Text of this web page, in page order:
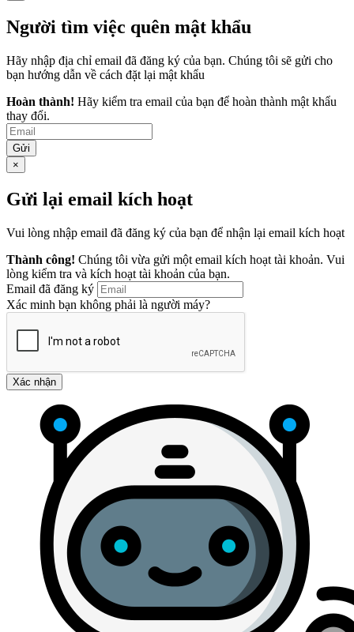
Người tìm việc quên mật khẩu
Hãy nhập địa chỉ email đã đăng ký của bạn. Chúng tôi sẽ gửi cho
bạn hướng dẫn về cách đặt lại mật khẩu
Hoàn thành! Hãy kiểm tra email của bạn để hoàn thành mật khẩu
thay đổi.
Gửi
×
Gửi lại email kích hoạt
Vui lòng nhập email đã đăng ký của bạn để nhận lại email kích hoạt
Thành công! Chúng tôi vừa gửi một email kích hoạt tài khoản. Vui
lòng kiểm tra và kích hoạt tài khoản của bạn.
Email đã đăng ký
Xác minh bạn không phải là người máy?
Xác nhận